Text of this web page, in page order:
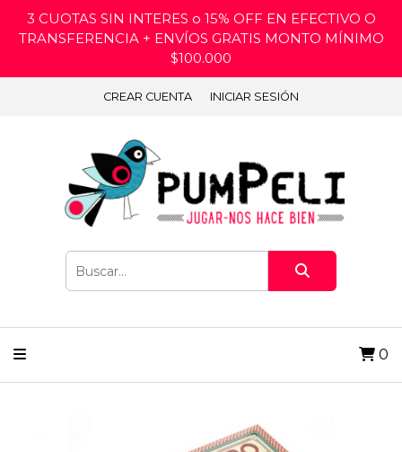
3 CUOTAS SIN INTERES o 15% OFF EN EFECTIVO O
TRANSFERENCIA + ENVÍOS GRATIS MONTO MÍNIMO
$100.000
CREAR CUENTA INICIAR SESIÓN
0